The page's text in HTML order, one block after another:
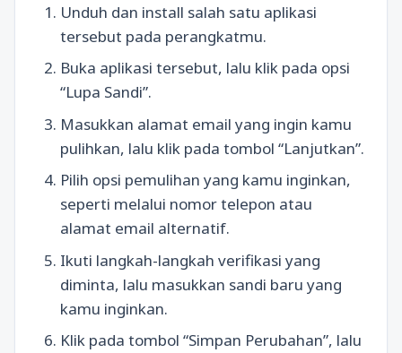
Unduh dan install salah satu aplikasi
tersebut pada perangkatmu.
Buka aplikasi tersebut, lalu klik pada opsi
“Lupa Sandi”.
Masukkan alamat email yang ingin kamu
pulihkan, lalu klik pada tombol “Lanjutkan”.
Pilih opsi pemulihan yang kamu inginkan,
seperti melalui nomor telepon atau
alamat email alternatif.
Ikuti langkah-langkah verifikasi yang
diminta, lalu masukkan sandi baru yang
kamu inginkan.
Klik pada tombol “Simpan Perubahan”, lalu